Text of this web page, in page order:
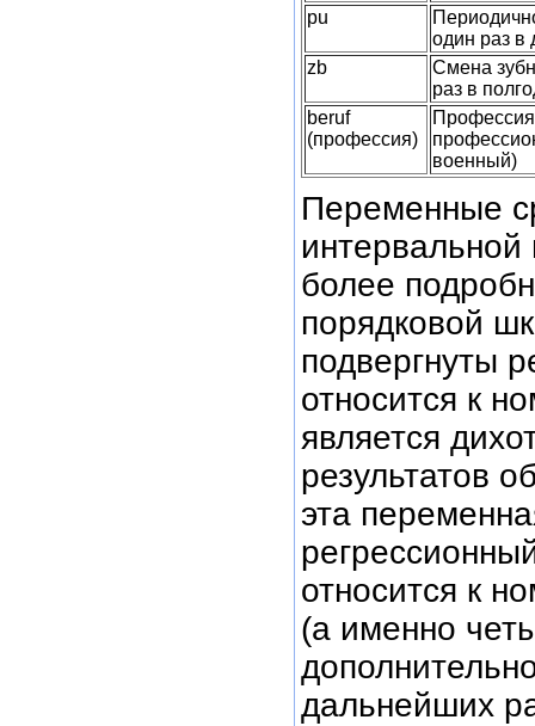
pu
один раз в
zb
Смена
раз в
beruf
(профессия)
военный)
Переменные
более
порядковой
подвергнуты
относится к
является
результатов
эта
относится к
(а именно
дальнейших